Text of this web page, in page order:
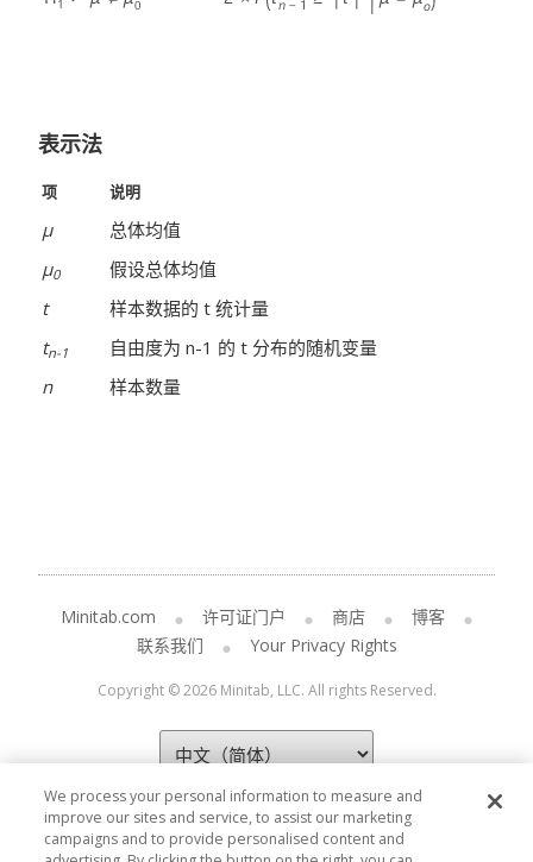
表示法
项 说明
μ
总体均值
μ0
假设总体均值
t
样本数据的 t 统计量
tn-1
自由度为 n-1 的 t 分布的随机变量
n
样本数量
Minitab.com 许可证门户 商店
博客
联系我们
Your Privacy Rights
Copyright © 2026 Minitab, LLC. All rights Reserved.
We process your personal information to measure and
improve our sites and service, to assist our marketing
campaigns and to provide personalised content and